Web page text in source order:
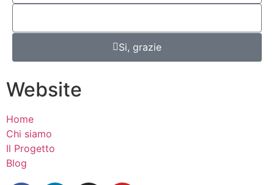
Si, grazie
Website
Home
Chi siamo
Il Progetto
Blog